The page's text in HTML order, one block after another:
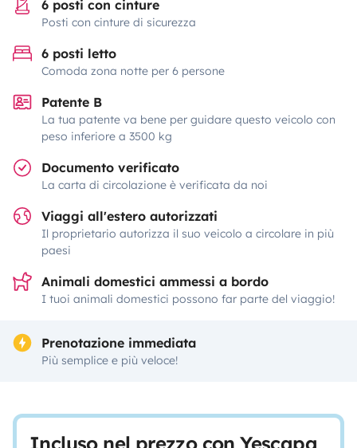
6 posti con cinture
Posti con cinture di sicurezza
6 posti letto
Comoda zona notte per 6 persone
Patente B
La tua patente va bene per guidare questo veicolo con
peso inferiore a 3500 kg
Documento verificato
La carta di circolazione è verificata da noi
Viaggi all'estero autorizzati
Il proprietario autorizza il suo veicolo a circolare in più
paesi
Animali domestici ammessi a bordo
I tuoi animali domestici possono far parte del viaggio!
Prenotazione immediata
Più semplice e più veloce!
Incluso nel prezzo con Yescapa